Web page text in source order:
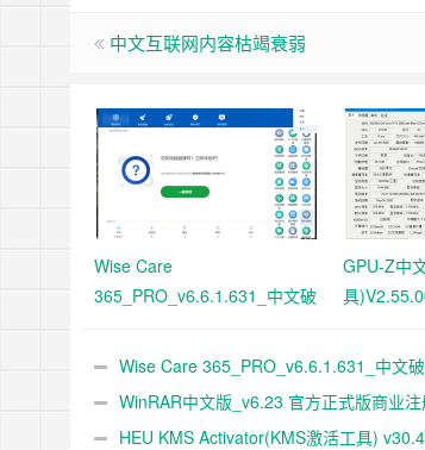
中文互联网内容枯竭衰弱
Wise Care
365_PRO_v6.6.1.631_中文破
GPU-Z中
具
Wise Care 365_PRO_v6.6.1.631_中文
清理软件
WinRAR中文版_v6.23 官方正式版商业
HEU KMS Activator(KMS激活工具)